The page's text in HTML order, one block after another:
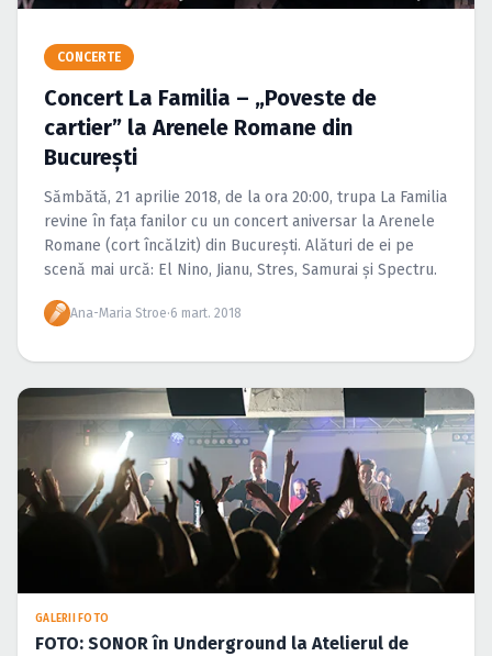
Caută în site...
CONCERTE
Concert La Familia – „Poveste de
cartier” la Arenele Romane din
Bucureşti
Sămbătă, 21 aprilie 2018, de la ora 20:00, trupa La Familia
revine în faţa fanilor cu un concert aniversar la Arenele
Romane (cort încălzit) din Bucureşti. Alături de ei pe
scenă mai urcă: El Nino, Jianu, Stres, Samurai şi Spectru.
Ana-Maria Stroe·6 mart. 2018
GALERII FOTO
FOTO: SONOR în Underground la Atelierul de